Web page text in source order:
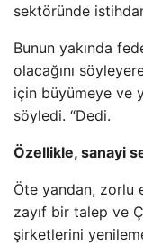
sektöründe
Bunun yakında
olacağını
için büyümeye ve
söyledi. “Dedi.
Özellikle, sanayi
Öte yandan, zorlu
zayıf bir talep ve
şirketlerini